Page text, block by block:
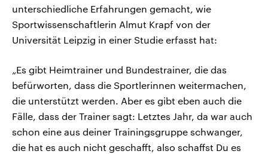
unterschiedliche Erfahrungen gemacht, wie
Sportwissenschaftlerin Almut Krapf von der
Universität Leipzig in einer Studie erfasst hat:
„Es gibt Heimtrainer und Bundestrainer, die das
befürworten, dass die Sportlerinnen weitermachen,
die unterstützt werden. Aber es gibt eben auch die
Fälle, dass der Trainer sagt: Letztes Jahr, da war auch
schon eine aus deiner Trainingsgruppe schwanger,
die hat es auch nicht geschafft, also schaffst Du es